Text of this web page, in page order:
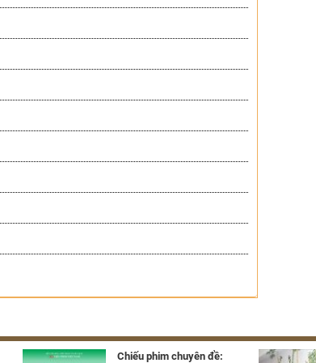
Chiếu phim chuyên đề: